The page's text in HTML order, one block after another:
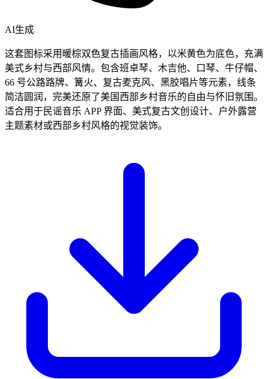
AI生成
这套图标采用暖棕双色复古插画风格，以米黄色为底色，充满
美式乡村与西部风情。包含班卓琴、木吉他、口琴、牛仔帽、
66 号公路路牌、篝火、复古麦克风、黑胶唱片等元素，线条
简洁圆润，完美还原了美国西部乡村音乐的自由与怀旧氛围。
适合用于民谣音乐 APP 界面、美式复古文创设计、户外露营
主题素材或西部乡村风格的视觉装饰。